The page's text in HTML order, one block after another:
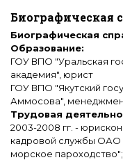
Биографическая
Биографическая
Образование:
ГОУ ВПО "Уральская
академия", юрист
ГОУ ВПО "Якутский
Аммосова",
Трудовая
2003-2008 гг. -
кадровой службы ОАО
морское пароходство";